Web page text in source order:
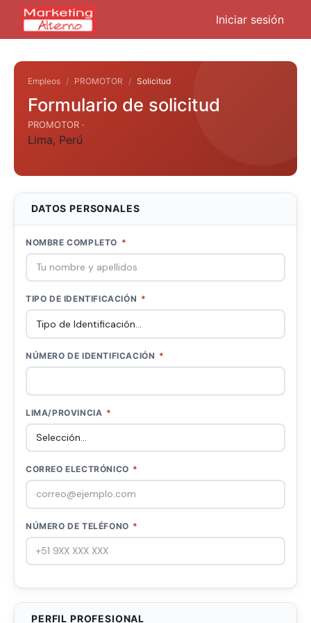
Iniciar sesión
Empleos PROMOTOR Solicitud
Formulario de solicitud
PROMOTOR ·
Lima, Perú
DATOS PERSONALES
NOMBRE COMPLETO *
TIPO DE IDENTIFICACIÓN *
NÚMERO DE IDENTIFICACIÓN *
LIMA/PROVINCIA *
CORREO ELECTRÓNICO *
NÚMERO DE TELÉFONO *
PERFIL PROFESIONAL